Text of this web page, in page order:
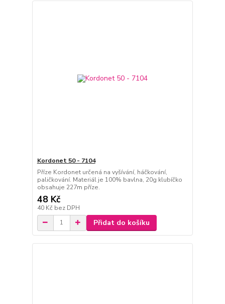
Kordonet 50 - 7104
Příze Kordonet určená na vyšívání, háčkování,
paličkování. Materiál je 100% bavlna, 20g klubíčko
obsahuje 227m příze.
48 Kč
40 Kč bez DPH
Přidat do košíku